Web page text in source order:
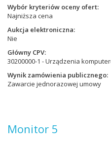
Wybór kryteriów oceny ofert
Najniższa cena
Aukcja elektroniczna
Nie
Główny CPV
30200000-1 - Urządzenia
Wynik zamówienia publicznego
Zawarcie jednorazowej umowy
Monitor 5